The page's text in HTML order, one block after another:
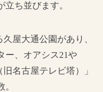
ち並びます。
屋大通公園があり、
ー、オアシス21や
名古屋テレビ塔）」